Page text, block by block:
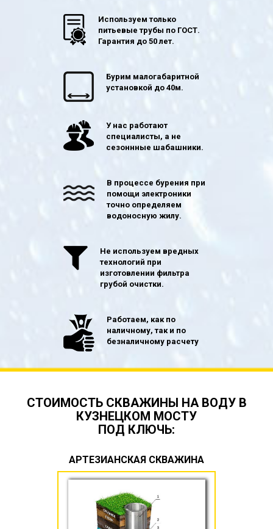
Используем только
питьевые трубы по ГОСТ.
Гарантия до 50 лет.
Бурим малогабаритной
установкой до 40м.
У нас работают
специалисты, а не
сезоннные шабашники.
В процессе бурения при
помощи электроники
точно определяем
водоносную жилу.
Не используем вредных
технологий при
изготовлении фильтра
грубой очистки.
Работаем, как по
наличному, так и по
безналичному расчету
СТОИМОСТЬ СКВАЖИНЫ НА ВОДУ В
КУЗНЕЦКОМ МОСТУ
ПОД КЛЮЧЬ:
АРТЕЗИАНСКАЯ СКВАЖИНА